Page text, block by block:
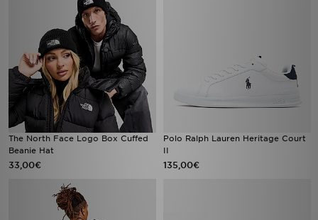
The North Face Logo Box Cuffed
Beanie Hat
33,00€
Polo Ralph Lauren Heritage Court
II
135,00€